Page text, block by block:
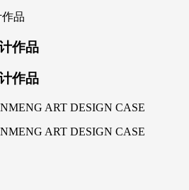
作品
作品
ART DESIGN CASE
ART DESIGN CASE